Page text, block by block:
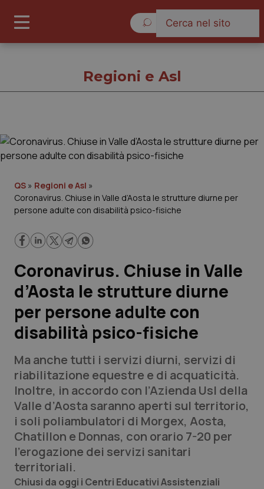
Governo e Parlamento
Regioni e Asl
Lavoro e Professioni
Scienza e Farmaci
Studi e Analisi
Lettere al direttore
Edizioni Regionali
QS Pro
Professionisti Sanitari.AI
Abruzzo
QS Pro Gold
Regioni e Asl
QS » Regioni e Asl »
Coronavirus. Chiuse in Valle d’Aosta le strutture diurne per
persone adulte con disabilità psico-fisiche
Coronavirus. Chiuse in Valle
d’Aosta le strutture diurne
per persone adulte con
disabilità psico-fisiche
Ma anche tutti i servizi diurni, servizi di
riabilitazione equestre e di acquaticità.
Inoltre, in accordo con l’Azienda Usl della
Valle d’Aosta saranno aperti sul territorio,
i soli poliambulatori di Morgex, Aosta,
Chatillon e Donnas, con orario 7-20 per
l’erogazione dei servizi sanitari
territoriali.
Chiusi da oggi i Centri Educativi Assistenziali